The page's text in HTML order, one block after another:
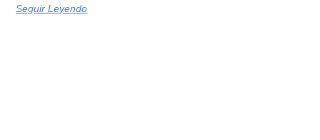
Seguir Leyendo